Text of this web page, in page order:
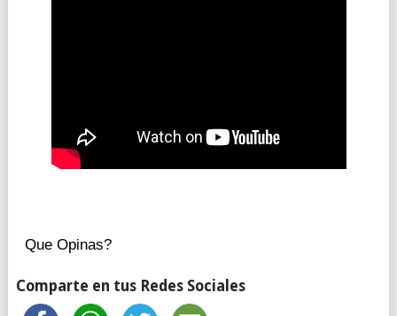
Que Opinas?
Comparte en tus Redes Sociales